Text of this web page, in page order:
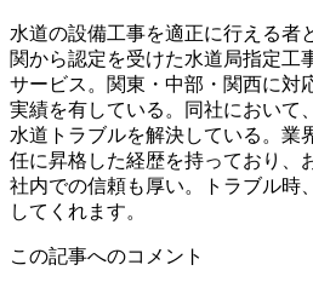
水道の設備工事を適正に行える者
関から認定を受けた水道局指定工
サービス。関東・中部・関西に対
実績を有している。同社において
水道トラブルを解決している。業
任に昇格した経歴を持っており、
社内での信頼も厚い。トラブル時
してくれます。
この記事へのコメント